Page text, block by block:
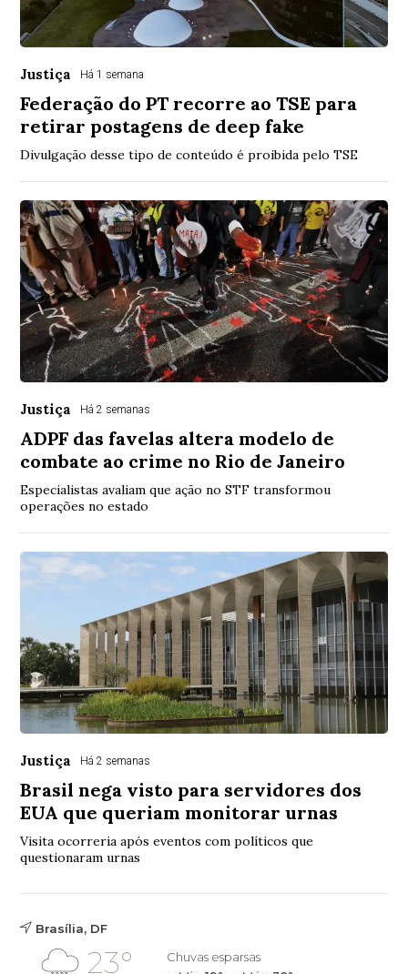
Justiça Há 1 semana
Federação do PT recorre ao TSE para
retirar postagens de deep fake
Divulgação desse tipo de conteúdo é proibida pelo TSE
Justiça Há 2 semanas
ADPF das favelas altera modelo de
combate ao crime no Rio de Janeiro
Especialistas avaliam que ação no STF transformou
operações no estado
Justiça Há 2 semanas
Brasil nega visto para servidores dos
EUA que queriam monitorar urnas
Visita ocorreria após eventos com políticos que
questionaram urnas
Brasília, DF
23°
Chuvas esparsas